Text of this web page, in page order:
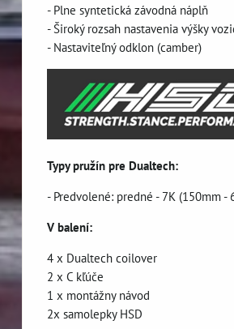
- Plne syntetická závodná náplň
- Široký rozsah nastavenia výšky
- Nastaviteľný odklon (camber)
Typy pružín pre Dualtech:
- Predvolené: predné - 7K (150mm
V balení:
4 x Dualtech coilover
2 x C kľúče
1 x montážny návod
2x samolepky HSD